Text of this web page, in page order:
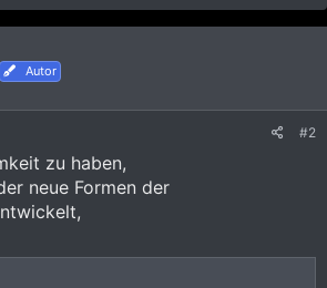
Autor
#2
zu haben,
neue Formen der